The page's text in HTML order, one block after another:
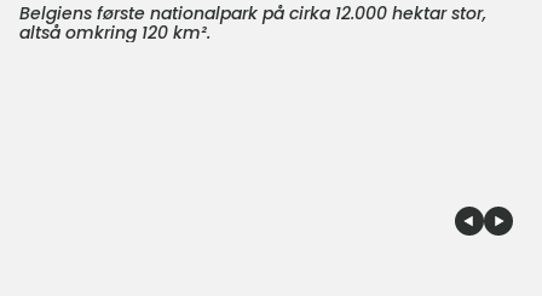
Belgiens første nationalpark på cirka 12.000 hektar stor,
altså omkring 120 km².